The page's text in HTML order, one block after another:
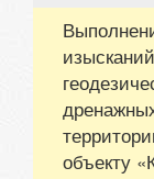
объекту